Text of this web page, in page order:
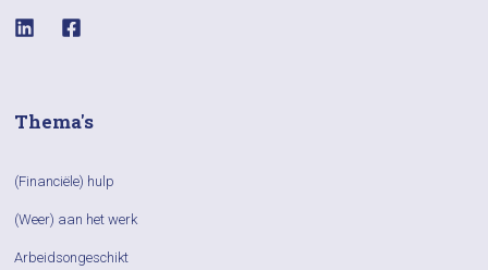
Thema's
(Financiële) hulp
(Weer) aan het werk
Arbeidsongeschikt